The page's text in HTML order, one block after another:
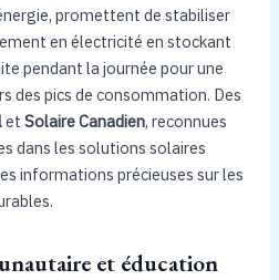
promettent de stabiliser
en électricité en stockant
pendant la journée pour une
des pics de consommation. Des
et Solaire Canadien, reconnues
dans les solutions solaires
informations précieuses sur les
et éducation